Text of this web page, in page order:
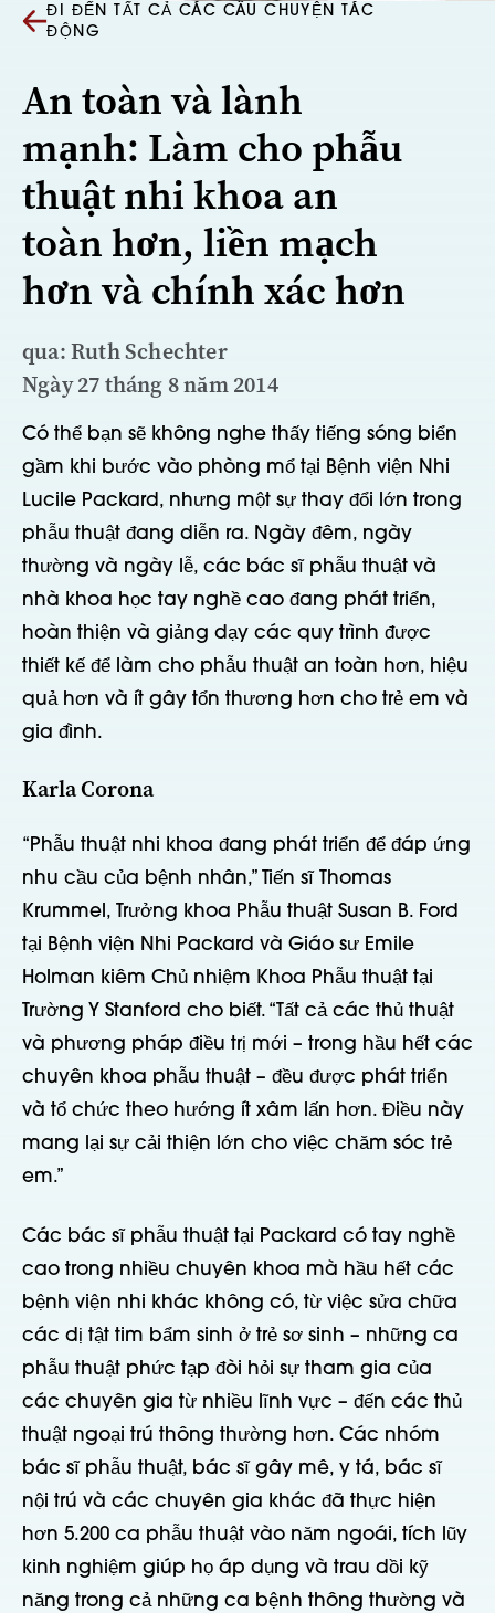
ĐI ĐẾN TẤT CẢ CÁC CÂU CHUYỆN TÁC
ĐỘNG
An toàn và lành
mạnh: Làm cho phẫu
thuật nhi khoa an
toàn hơn, liền mạch
hơn và chính xác hơn
qua: Ruth Schechter
Ngày 27 tháng 8 năm 2014
Có thể bạn sẽ không nghe thấy tiếng sóng biển
gầm khi bước vào phòng mổ tại Bệnh viện Nhi
Lucile Packard, nhưng một sự thay đổi lớn trong
phẫu thuật đang diễn ra. Ngày đêm, ngày
thường và ngày lễ, các bác sĩ phẫu thuật và
nhà khoa học tay nghề cao đang phát triển,
hoàn thiện và giảng dạy các quy trình được
thiết kế để làm cho phẫu thuật an toàn hơn, hiệu
quả hơn và ít gây tổn thương hơn cho trẻ em và
gia đình.
Karla Corona
“Phẫu thuật nhi khoa đang phát triển để đáp ứng
nhu cầu của bệnh nhân,” Tiến sĩ Thomas
Krummel, Trưởng khoa Phẫu thuật Susan B. Ford
tại Bệnh viện Nhi Packard và Giáo sư Emile
Holman kiêm Chủ nhiệm Khoa Phẫu thuật tại
Trường Y Stanford cho biết. “Tất cả các thủ thuật
và phương pháp điều trị mới – trong hầu hết các
chuyên khoa phẫu thuật – đều được phát triển
và tổ chức theo hướng ít xâm lấn hơn. Điều này
mang lại sự cải thiện lớn cho việc chăm sóc trẻ
em.”
Các bác sĩ phẫu thuật tại Packard có tay nghề
cao trong nhiều chuyên khoa mà hầu hết các
bệnh viện nhi khác không có, từ việc sửa chữa
các dị tật tim bẩm sinh ở trẻ sơ sinh – những ca
phẫu thuật phức tạp đòi hỏi sự tham gia của
các chuyên gia từ nhiều lĩnh vực – đến các thủ
thuật ngoại trú thông thường hơn. Các nhóm
bác sĩ phẫu thuật, bác sĩ gây mê, y tá, bác sĩ
nội trú và các chuyên gia khác đã thực hiện
hơn 5.200 ca phẫu thuật vào năm ngoái, tích lũy
kinh nghiệm giúp họ áp dụng và trau dồi kỹ
năng trong cả những ca bệnh thông thường và